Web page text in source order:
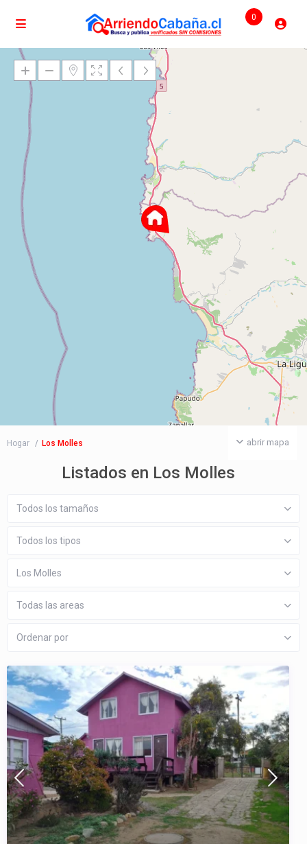
0
Cargando mapas
abrir mapa
Hogar Los Molles
Listados en Los Molles
Todos los tamaños
Todos los tipos
Los Molles
Todas las areas
Ordenar por